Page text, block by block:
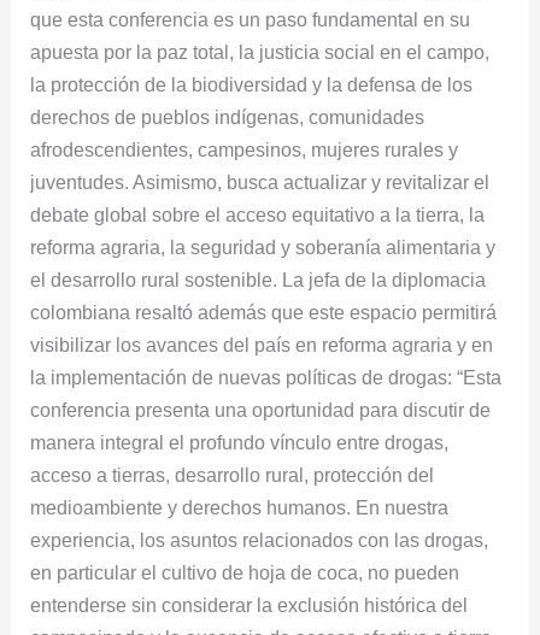
que esta conferencia es un paso fundamental en su
apuesta por la paz total, la justicia social en el campo,
la protección de la biodiversidad y la defensa de los
derechos de pueblos indígenas, comunidades
afrodescendientes, campesinos, mujeres rurales y
juventudes. Asimismo, busca actualizar y revitalizar el
debate global sobre el acceso equitativo a la tierra, la
reforma agraria, la seguridad y soberanía alimentaria y
el desarrollo rural sostenible. La jefa de la diplomacia
colombiana resaltó además que este espacio permitirá
visibilizar los avances del país en reforma agraria y en
la implementación de nuevas políticas de drogas: “Esta
conferencia presenta una oportunidad para discutir de
manera integral el profundo vínculo entre drogas,
acceso a tierras, desarrollo rural, protección del
medioambiente y derechos humanos. En nuestra
experiencia, los asuntos relacionados con las drogas,
en particular el cultivo de hoja de coca, no pueden
entenderse sin considerar la exclusión histórica del